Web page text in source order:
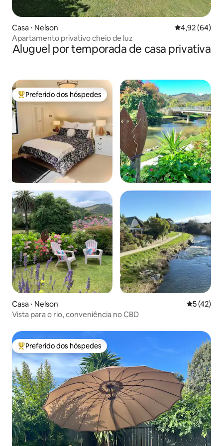
Casa ⋅ Nelson 4,92 de uma
4,92 (64)
Apartamento privativo cheio de luz
Aluguel por temporada de casa privativa
Entre os melhores preferidos dos hóspedes
Preferido dos hóspedes
Casa ⋅ Nelson 5 de uma
5 (42)
Vista para o rio, conveniência no CBD
Entre os melhores preferidos dos hóspedes
Preferido dos hóspedes